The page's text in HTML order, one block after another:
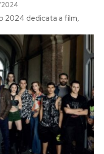
2024 dedicata a film,